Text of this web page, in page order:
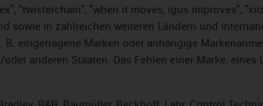
"twisterchain", "when it moves, igus improves",
sowie in zahlreichen weiteren Ländern und
eingetragene Marken oder anhängige
anderen Staaten. Das Fehlen einer Marke,